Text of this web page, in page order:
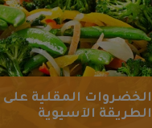
الخضروات المقلية على
الطريقة الآسيوية